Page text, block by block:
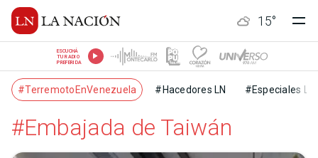
15°
ESCUCHÁ
TU RADIO
PREFERIDA
#TerremotoEnVenezuela #Hacedores LN #Especiales LN
#Embajada de Taiwán